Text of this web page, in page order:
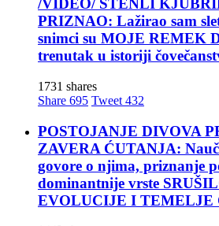
/VIDEO/ STENLI
PRIZNAO: Lažirao sam
snimci su MOJE REMEK
trenutak u istoriji
1731 shares
Share 695 Tweet 432
POSTOJANJE DIVOVA
ZAVERA ĆUTANJA:
govore o njima, priznanje
dominantnije vrste
EVOLUCIJE I TEMELJE